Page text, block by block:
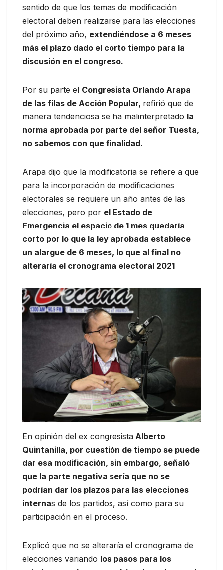
sentido de que los temas de modificación
electoral deben realizarse para las elecciones
del próximo año, extendiéndose a 6 meses
más el plazo dado el corto tiempo para la
discusión en el congreso.
Por su parte el Congresista Orlando Arapa
de las filas de Acción Popular, refirió que de
manera tendenciosa se ha malinterpretado la
norma aprobada por parte del señor Tuesta,
no sabemos con que finalidad.
Arapa dijo que la modificatoria se refiere a que
para la incorporación de modificaciones
electorales se requiere un año antes de las
elecciones, pero por el Estado de
Emergencia el espacio de 1 mes quedaría
corto por lo que la ley aprobada establece
un alargue de 6 meses, lo que al final no
alteraría el cronograma electoral 2021
En opinión del ex congresista Alberto
Quintanilla, por cuestión de tiempo se puede
dar esa modificación, sin embargo, señaló
que la parte negativa sería que no se
podrían dar los plazos para las elecciones
internas de los partidos, así como para su
participación en el proceso.
Explicó que no se alteraría el cronograma de
elecciones variando los pasos para los